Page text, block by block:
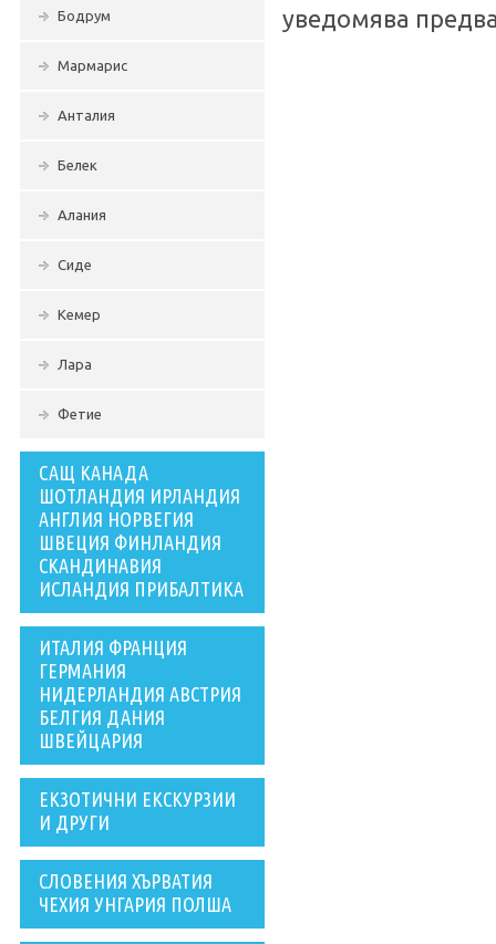
Бодрум
Мармарис
Анталия
Белек
Алания
Сиде
Кемер
Лара
Фетие
САЩ КАНАДА
ШОТЛАНДИЯ ИРЛАНДИЯ
АНГЛИЯ НОРВЕГИЯ
ШВЕЦИЯ ФИНЛАНДИЯ
СКАНДИНАВИЯ
ИСЛАНДИЯ ПРИБАЛТИКА
ИТАЛИЯ ФРАНЦИЯ
ГЕРМАНИЯ
НИДЕРЛАНДИЯ АВСТРИЯ
БЕЛГИЯ ДАНИЯ
ШВЕЙЦАРИЯ
ЕКЗОТИЧНИ ЕКСКУРЗИИ
И ДРУГИ
СЛОВЕНИЯ ХЪРВАТИЯ
ЧЕХИЯ УНГАРИЯ ПОЛША
уведомява